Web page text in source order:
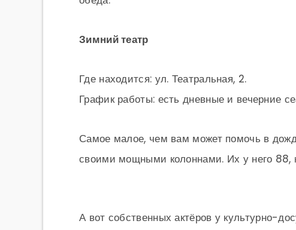
Зимний театр
Где находится: ул. Театральная, 2.
График работы: есть дневные и вечерние
Самое малое, чем вам может помочь в
своими мощными колоннами. Их у него 88,
А вот собственных актёров у культурно-